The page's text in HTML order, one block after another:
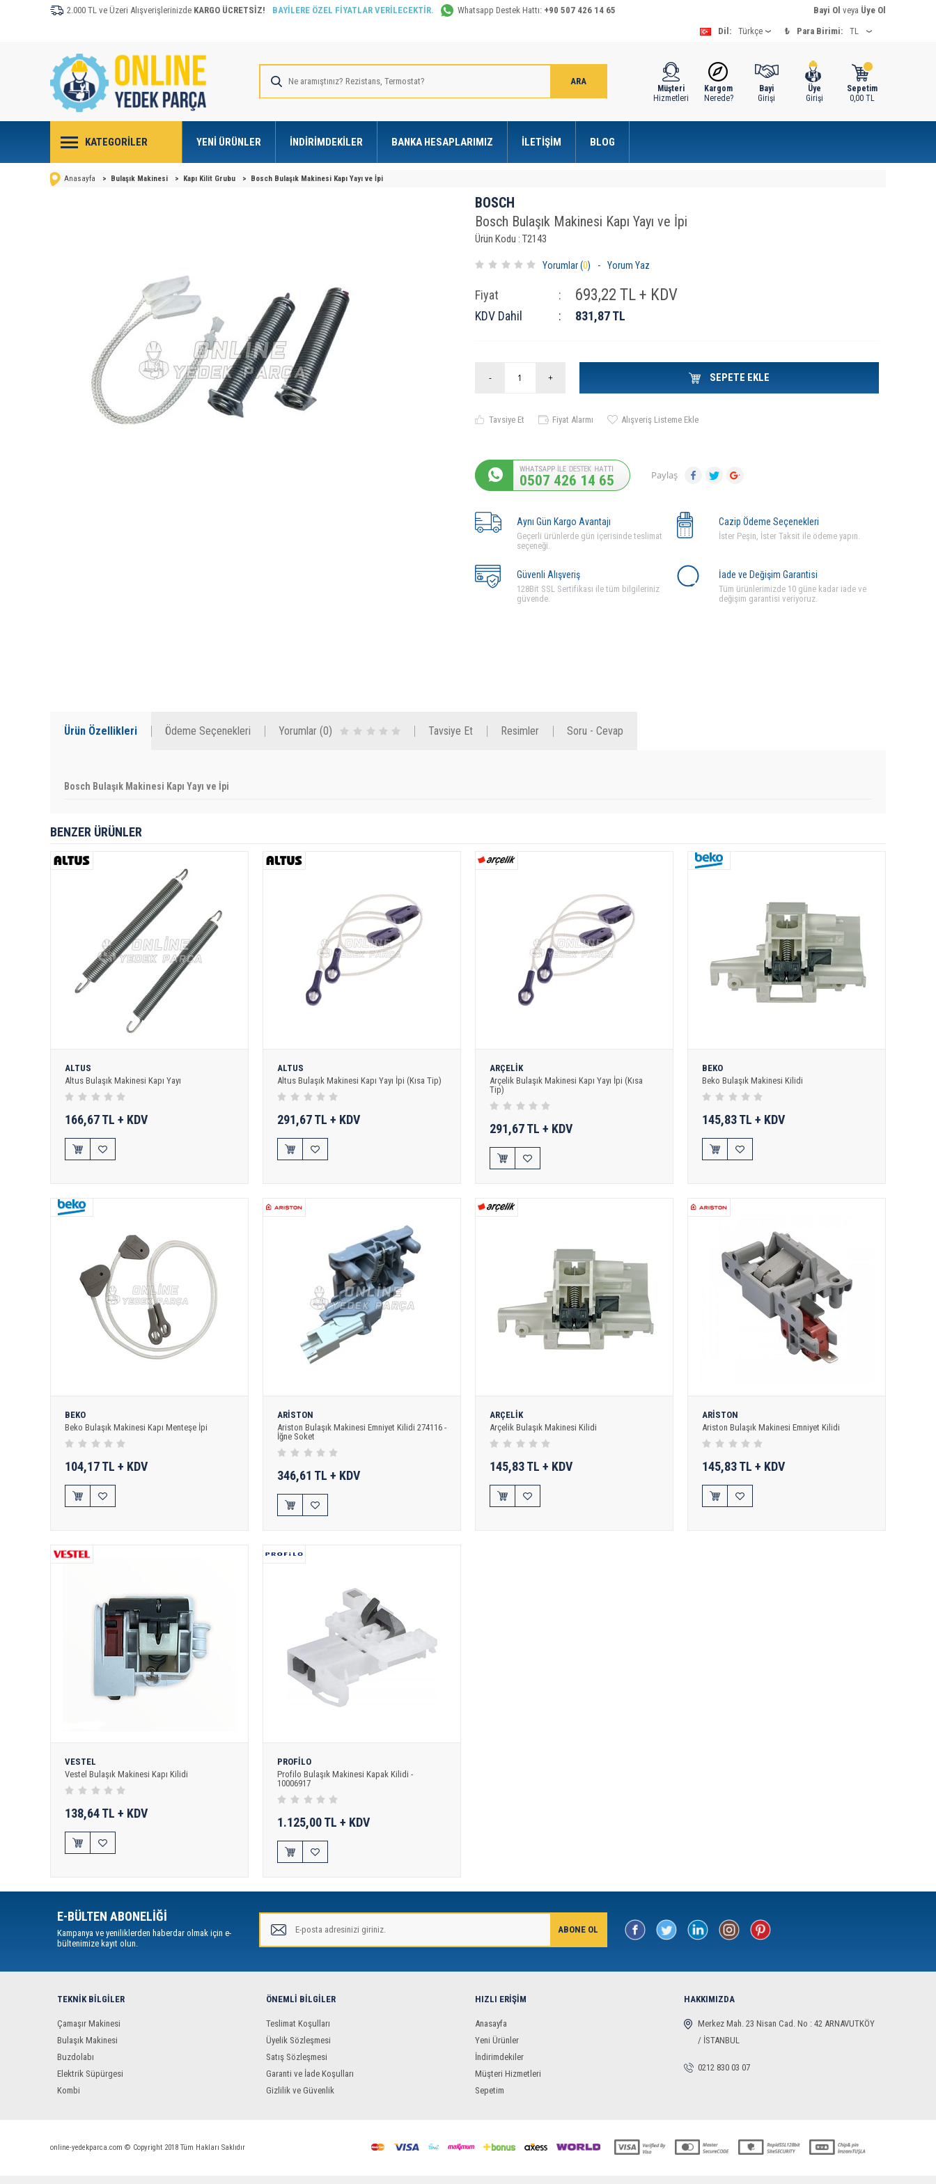
2.000 TL ve Üzeri Alışverişlerinizde KARGO ÜCRETSİZ! BAYİLERE ÖZEL FİYATLAR VERİLECEKTİR. Whatsapp Destek Hattı: +90 507 426 14 65 Bayi Ol veya Üye Ol
Dil:
₺ Para Birimi:
Sepetim
0,00TL
Üye
Girişi
Bayi
Girişi
Kargom
Nerede?
Müşteri
Hizmetleri
KATEGORILER YENI ÜRÜNLER İNDIRIMDEKILER BANKA HESAPLARIMIZ İLETIŞIM BLOG
Anasayfa > Bulaşık Makinesi > Kapı Kilit Grubu > Bosch Bulaşık Makinesi Kapı Yayı ve İpi
BOSCH
Bosch Bulaşık Makinesi Kapı Yayı ve İpi
Ürün Kodu : T2143
Yorumlar (0) - Yorum Yaz
Fiyat : 693,22 TL + KDV
KDV Dahil : 831,87TL
- + SEPETE EKLE
Tavsiye Et Fiyat Alarmı Alışveriş Listeme Ekle
0507 426 14 65 Paylaş
Aynı Gün Kargo Avantajı
Geçerli ürünlerde gün içerisinde teslimat
seçeneği.
Cazip Ödeme Seçenekleri
İster Peşin, İster Taksit ile ödeme yapın.
Güvenli Alışveriş
128Bit SSL Sertifikası ile tüm bilgileriniz
güvende.
İade ve Değişim Garantisi
Tüm ürünlerimizde 10 güne kadar iade ve
değişim garantisi veriyoruz.
Ürün Özellikleri Ödeme Seçenekleri Yorumlar (0) Tavsiye Et Resimler Soru - Cevap
Bosch Bulaşık Makinesi Kapı Yayı ve İpi
BENZER ÜRÜNLER
ALTUS
Altus Bulaşık Makinesi Kapı Yayı
166,67 TL + KDV
ALTUS
Altus Bulaşık Makinesi Kapı Yayı İpi (Kısa Tip)
291,67 TL + KDV
ARÇELİK
Arçelik Bulaşık Makinesi Kapı Yayı İpi (Kısa
Tip)
291,67 TL + KDV
BEKO
Beko Bulaşık Makinesi Kilidi
145,83 TL + KDV
BEKO
Beko Bulaşık Makinesi Kapı Menteşe İpi
104,17 TL + KDV
ARİSTON
Ariston Bulaşık Makinesi Emniyet Kilidi 274116 -
İğne Soket
346,61 TL + KDV
ARÇELİK
Arçelik Bulaşık Makinesi Kilidi
145,83 TL + KDV
ARİSTON
Ariston Bulaşık Makinesi Emniyet Kilidi
145,83 TL + KDV
VESTEL
Vestel Bulaşık Makinesi Kapı Kilidi
138,64 TL + KDV
PROFİLO
Profilo Bulaşık Makinesi Kapak Kilidi -
10006917
1.125,00 TL + KDV
E-BÜLTEN ABONELİĞİ
Kampanya ve yeniliklerden haberdar olmak için e-
bültenimize kayıt olun.
TEKNIK BILGILER
Çamaşır Makinesi
Bulaşık Makinesi
Buzdolabı
Elektrik Süpürgesi
Kombi
ÖNEMLI BILGILER
Teslimat Koşulları
Üyelik Sözleşmesi
Satış Sözleşmesi
Garanti ve İade Koşulları
Gizlilik ve Güvenlik
HIZLI ERIŞIM
Anasayfa
Yeni Ürünler
İndirimdekiler
Müşteri Hizmetleri
Sepetim
HAKKIMIZDA
Merkez Mah. 23 Nisan Cad. No : 42 ARNAVUTKÖY
/ İSTANBUL
0212 830 03 07
online-yedekparca.com © Copyright 2018 Tüm Hakları Saklıdır